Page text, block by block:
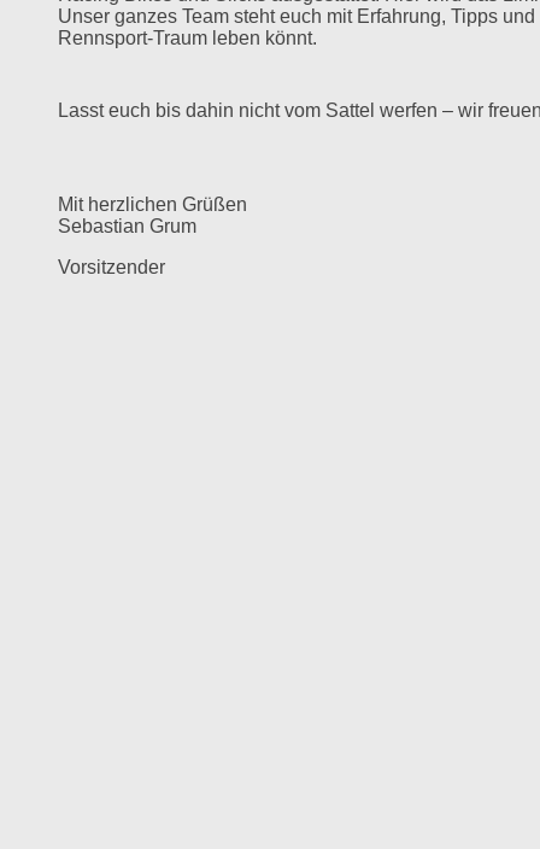
Unser ganzes Team steht euch mit Erfahrung, Tipps
Rennsport-Traum leben könnt.
Lasst euch bis dahin nicht vom Sattel werfen – wir
Mit herzlichen Grüßen
Sebastian Grum
Vorsitzender